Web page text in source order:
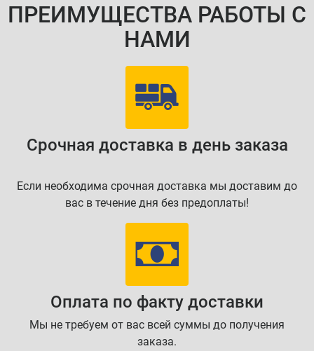
ПРЕИМУЩЕСТВА РАБОТЫ С
НАМИ
Срочная доставка в день заказа
Если необходима срочная доставка мы доставим до
вас в течение дня без предоплаты!
Оплата по факту доставки
Мы не требуем от вас всей суммы до получения
заказа.